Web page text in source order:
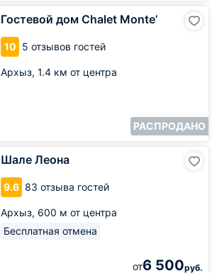
Гостевой дом Chalet Monte’
10 5 отзывов гостей
Архыз, 1.4 км от центра
РАСПРОДАНО
Шале Леона
9.6 83 отзыва гостей
Архыз, 600 м от центра
Бесплатная отмена
от6 500руб.